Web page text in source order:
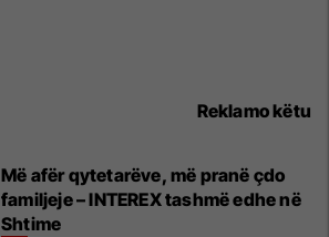
Reklamo këtu
Më afër qytetarëve, më pranë çdo
familjeje – INTEREX tashmë edhe në
Shtime